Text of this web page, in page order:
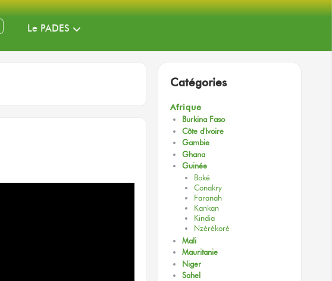
Le PADES
Catégories
Afrique
Burkina Faso
Côte d'Ivoire
Gambie
Ghana
Guinée
Boké
Conakry
Faranah
Kankan
Kindia
Nzérékoré
Mali
Mauritanie
Niger
Sahel